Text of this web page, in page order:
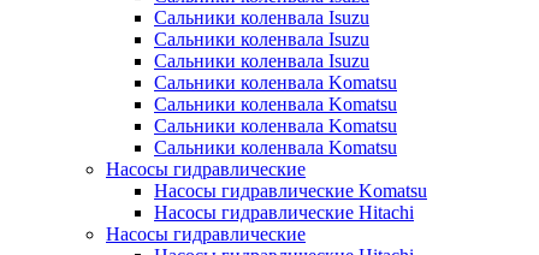
Сальники коленвала Isuzu
Сальники коленвала Isuzu
Сальники коленвала Isuzu
Сальники коленвала Komatsu
Сальники коленвала Komatsu
Сальники коленвала Komatsu
Сальники коленвала Komatsu
Насосы гидравлические
Насосы гидравлические Komatsu
Насосы гидравлические Hitachi
Насосы гидравлические